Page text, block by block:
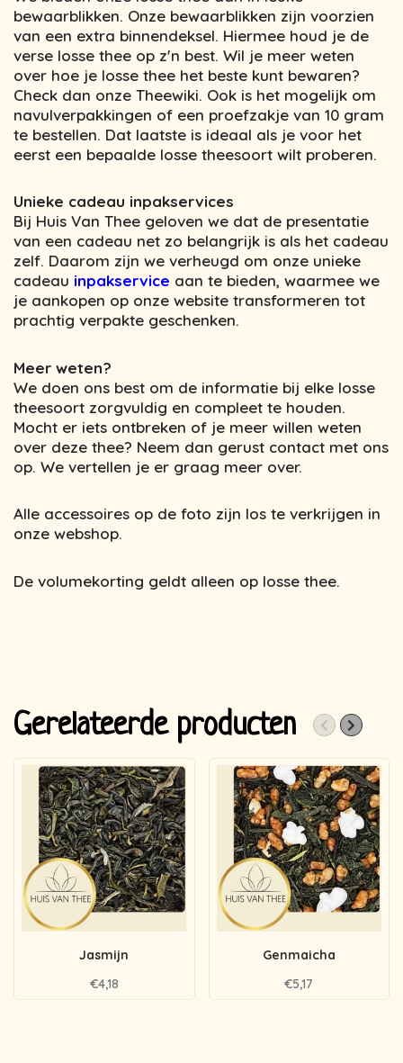
bewaarblikken. Onze bewaarblikken zijn voorzien
van een extra binnendeksel. Hiermee houd je de
verse losse thee op z'n best. Wil je meer weten
over hoe je losse thee het beste kunt bewaren?
Check dan onze Theewiki. Ook is het mogelijk om
navulverpakkingen of een proefzakje van 10 gram
te bestellen. Dat laatste is ideaal als je voor het
eerst een bepaalde losse theesoort wilt proberen.
Unieke cadeau inpakservices
Bij Huis Van Thee geloven we dat de presentatie
van een cadeau net zo belangrijk is als het cadeau
zelf. Daarom zijn we verheugd om onze unieke
cadeau inpakservice aan te bieden, waarmee we
je aankopen op onze website transformeren tot
prachtig verpakte geschenken.
Meer weten?
We doen ons best om de informatie bij elke losse
theesoort zorgvuldig en compleet te houden.
Mocht er iets ontbreken of je meer willen weten
over deze thee? Neem dan gerust contact met ons
op. We vertellen je er graag meer over.
Alle accessoires op de foto zijn los te verkrijgen in
onze webshop.
De volumekorting geldt alleen op losse thee.
Gerelateerde producten
Jasmijn
€4,18
Genmaicha
€5,17